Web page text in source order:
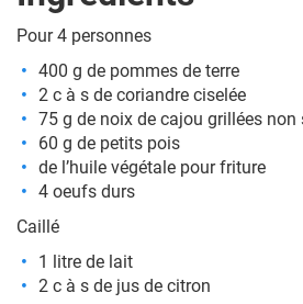
Pour 4 personnes
400 g de pommes de terre
2 c à s de coriandre ciselée
75 g de noix de cajou grillées non
60 g de petits pois
de l’huile végétale pour friture
4 oeufs durs
Caillé
1 litre de lait
2 c à s de jus de citron